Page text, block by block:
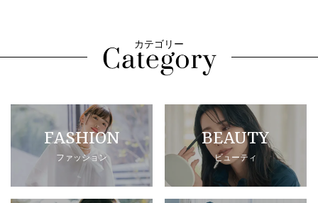
カテゴリー
FASHION
ファッション
BEAUTY
ビューティ